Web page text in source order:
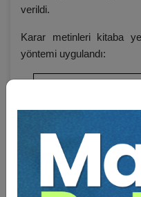
verildi.
Karar metinleri kitaba
yöntemi uygulandı: